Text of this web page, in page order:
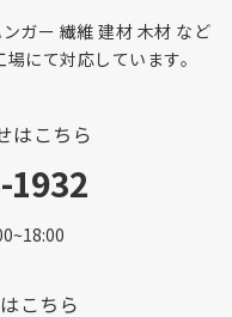
ガー 繊維 建材 木材 など
にて対応しています。
はこちら
1932
こちら